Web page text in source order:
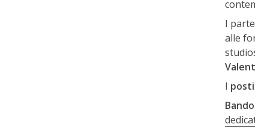
I
alle
I
Bando